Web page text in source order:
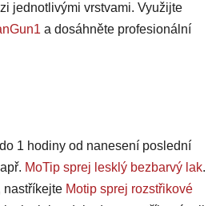
jednotlivými vrstvami. Využijte
a dosáhněte profesionální
1 hodiny od nanesení poslední
MoTip sprej lesklý bezbarvý lak.
nastříkejte Motip sprej rozstřikové